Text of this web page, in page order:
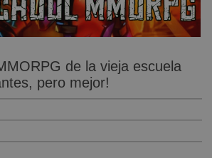
de la vieja escuela
pero mejor!